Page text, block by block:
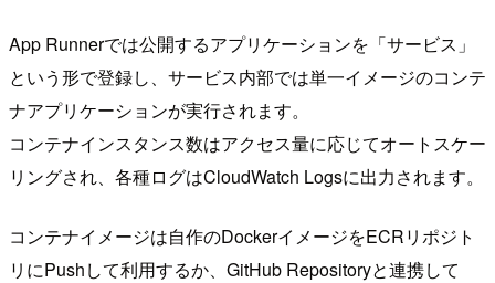
App Runnerでは公開するアプリケーションを「サービス」
という形で登録し、サービス内部では単一イメージのコンテ
ナアプリケーションが実行されます。
コンテナインスタンス数はアクセス量に応じてオートスケー
リングされ、各種ログはCloudWatch Logsに出力されます。
コンテナイメージは自作のDockerイメージをECRリポジト
リにPushして利用するか、GitHub Repositoryと連携して